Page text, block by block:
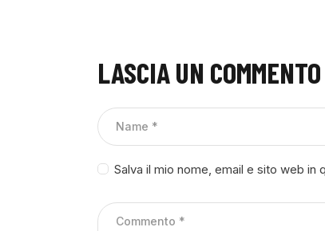
LASCIA UN COMMENTO
Salva il mio nome, email e sito web